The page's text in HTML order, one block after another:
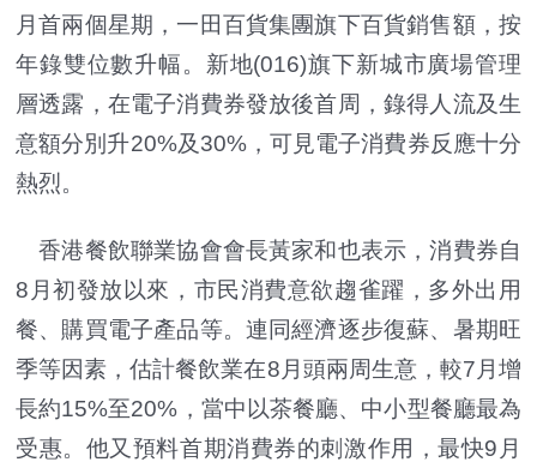
月首兩個星期，一田百貨集團旗下百貨銷售額，按
年錄雙位數升幅。新地(016)旗下新城市廣場管理
層透露，在電子消費券發放後首周，錄得人流及生
意額分別升20%及30%，可見電子消費券反應十分
熱烈。
香港餐飲聯業協會會長黃家和也表示，消費券自
8月初發放以來，市民消費意欲趨雀躍，多外出用
餐、購買電子產品等。連同經濟逐步復蘇、暑期旺
季等因素，估計餐飲業在8月頭兩周生意，較7月增
長約15%至20%，當中以茶餐廳、中小型餐廳最為
受惠。他又預料首期消費券的刺激作用，最快9月